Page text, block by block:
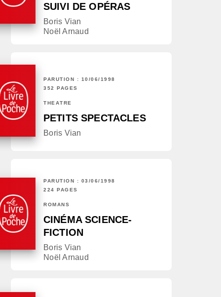
SUIVI DE OPÉRAS
Boris Vian
Noël Arnaud
PARUTION : 10/06/1998
352 PAGES
THÉÂTRE
PETITS SPECTACLES
Boris Vian
PARUTION : 03/06/1998
224 PAGES
ROMANS
CINÉMA SCIENCE-
FICTION
Boris Vian
Noël Arnaud